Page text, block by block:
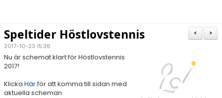
TERMINSTRÄNING HT & VT
TRÄNING SOMMAR
AKTIVITETER & LÄGER
>
<
Speltider Höstlovstennis
2017-10-23 15:36
Nu är schemat klart för Höstlovstennis
2017!
Klicka Härför att komma till sidan med
aktuella scheman.